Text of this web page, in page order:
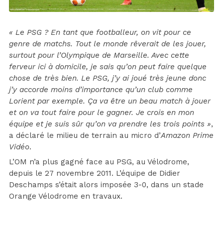
« Le PSG ? En tant que footballeur, on vit pour ce
genre de matchs. Tout le monde rêverait de les jouer,
surtout pour l’Olympique de Marseille. Avec cette
ferveur ici à domicile, je sais qu’on peut faire quelque
chose de très bien. Le PSG, j’y ai joué très jeune donc
j’y accorde moins d’importance qu’un club comme
Lorient par exemple. Ça va être un beau match à jouer
et on va tout faire pour le gagner. Je crois en mon
équipe et je suis sûr qu’on va prendre les trois points »,
a déclaré le milieu de terrain au micro d’Amazon Prime
Vidéo.
L’OM n’a plus gagné face au PSG, au Vélodrome,
depuis le 27 novembre 2011. L’équipe de Didier
Deschamps s’était alors imposée 3-0, dans un stade
Orange Vélodrome en travaux.